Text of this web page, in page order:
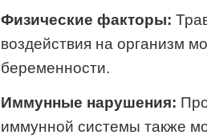
Физические факторы:
воздействия на организм
беременности.
Иммунные нарушения:
иммунной системы также